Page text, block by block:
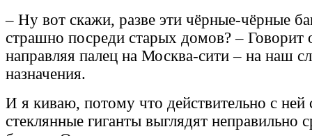
– Ну вот скажи, разве эти чёрные-чёрные
страшно посреди старых домов? –
направляя палец на Москва-сити – на наш
назначения.
И я киваю, потому что действительно с ней
стеклянные гиганты выглядят неправильно